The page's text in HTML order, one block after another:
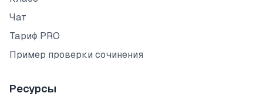
Чат
Тариф PRO
Пример проверки сочинения
Ресурсы